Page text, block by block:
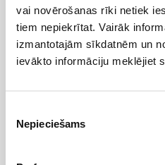
vai novērošanas rīki netiek
tiem nepiekrītat. Vairāk
izmantotajām sīkdatnēm un
ievākto informāciju meklējiet
izvēle
Nepieciešams